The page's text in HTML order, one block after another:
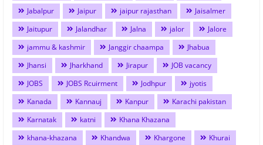
Jabalpur
Jaipur jaipur rajasthan
Jaisalmer
Jaitupur
Jalandhar Jalna jalor
Jalore
jammu & kashmir
Janggir chaampa
Jhabua
Jhansi
Jharkhand Jirapur
JOB vacancy
JOBS
JOBS Rcuirment Jodhpur
jyotis
Kanada
Kannauj Kanpur
Karachi pakistan
Karnatak
katni
Khana Khazana
khana-khazana
Khandwa Khargone
Khurai